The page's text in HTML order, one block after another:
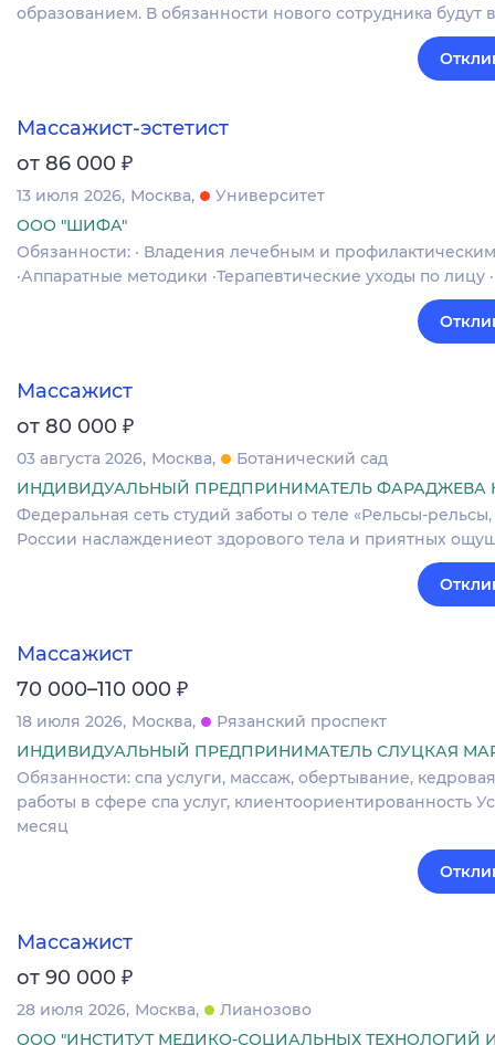
образованием. В обязанности нового сотрудника
Массажист-эстетист
от 86 000 ₽
13 июля 2026 Москва
Университет
ООО "ШИФА"
Обязанности: · Владения лечебным и
·Аппаратные методики ·Терапевтические уходы по
Массажист
от 80 000 ₽
03 августа 2026 Москва
Ботанический сад
ИНДИВИДУАЛЬНЫЙ ПРЕДПРИНИМАТЕЛЬ ФАРАДЖЕВА
Федеральная сеть студий заботы о теле «Рельсы-
России наслаждениеот здорового тела и приятных
Массажист
70 000–110 000 ₽
18 июля 2026 Москва
Рязанский проспект
ИНДИВИДУАЛЬНЫЙ ПРЕДПРИНИМАТЕЛЬ СЛУЦКАЯ
Обязанности: спа услуги, массаж, обертывание,
работы в сфере спа услуг, клиентоориентированность
месяц
Массажист
от 90 000 ₽
28 июля 2026 Москва
Лианозово
ООО "ИНСТИТУТ МЕДИКО-СОЦИАЛЬНЫХ ТЕХНОЛОГИЙ